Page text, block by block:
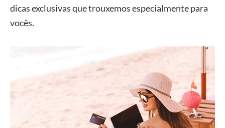
dicas exclusivas que trouxemos especialmente para
vocês.